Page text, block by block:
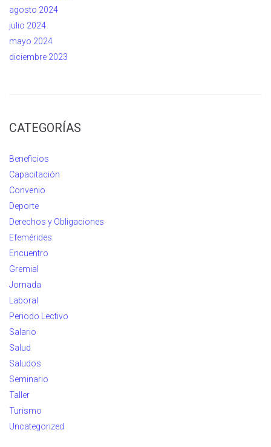
agosto 2024
julio 2024
mayo 2024
diciembre 2023
CATEGORÍAS
Beneficios
Capacitación
Convenio
Deporte
Derechos y Obligaciones
Efemérides
Encuentro
Gremial
Jornada
Laboral
Periodo Lectivo
Salario
Salud
Saludos
Seminario
Taller
Turismo
Uncategorized